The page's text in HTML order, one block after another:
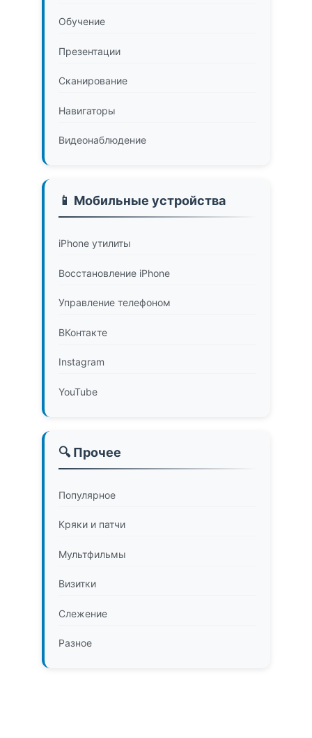
Обучение
Презентации
Сканирование
Навигаторы
Видеонаблюдение
📱 Мобильные устройства
iPhone утилиты
Восстановление iPhone
Управление телефоном
ВКонтакте
Instagram
YouTube
🔍 Прочее
Популярное
Кряки и патчи
Мультфильмы
Визитки
Слежение
Разное